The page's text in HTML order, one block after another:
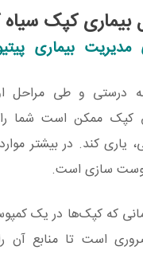
بیماری کپک
مدیریت بیماری
درستی و طی مراحل
کپک ممکن است شما
یاری کند. در بیشتر
سازی است.
زمانی که کپک‌ها در یک
است تا منابع